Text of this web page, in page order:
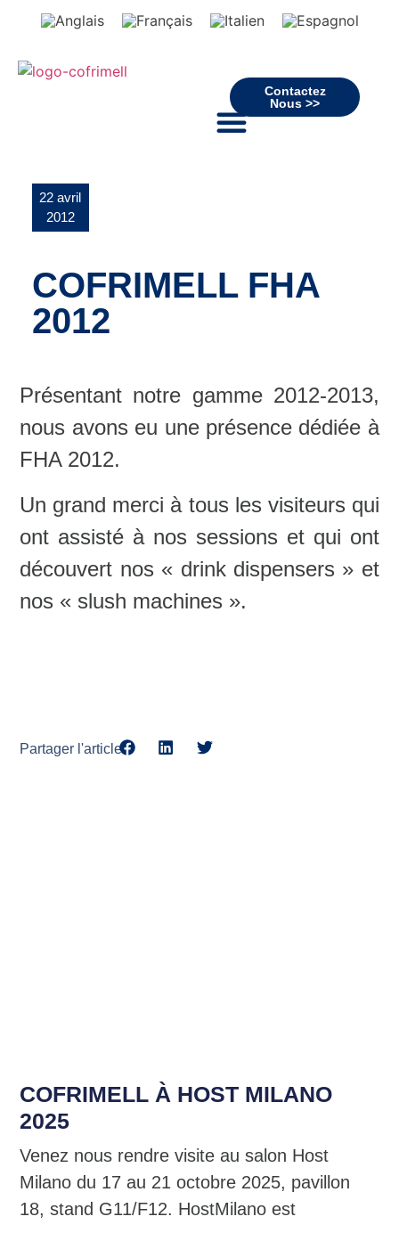
Contactez
Nous >>
22 avril
2012
COFRIMELL FHA
2012
Présentant notre gamme 2012-2013,
nous avons eu une présence dédiée à
FHA 2012.
Un grand merci à tous les visiteurs qui
ont assisté à nos sessions et qui ont
découvert nos « drink dispensers » et
nos « slush machines ».
Partager l'article:
COFRIMELL À HOST MILANO
2025
Venez nous rendre visite au salon Host
Milano du 17 au 21 octobre 2025, pavillon
18, stand G11/F12. HostMilano est